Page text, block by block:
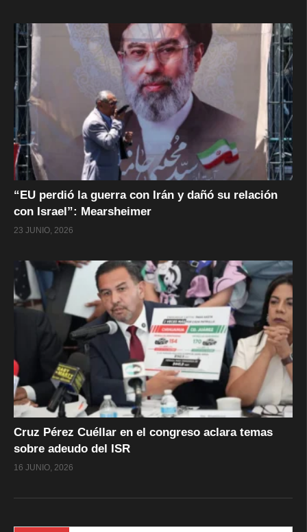
“EU perdió la guerra con Irán y dañó su relación
con Israel”: Mearsheimer
23 JUNIO, 2026
Cruz Pérez Cuéllar en el congreso aclara temas
sobre adeudo del ISR
16 JUNIO, 2026